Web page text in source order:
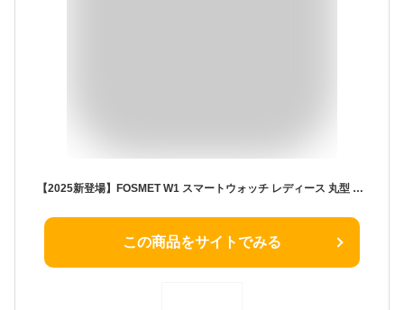
【2025新登場】FOSMET W1 スマートウォッチ レディース 丸型 常時表示 通話機能 着信通知 AMOLED iphone アンドロイド対応 100種類運動モード GPS運動記録 IP68防水 Bluetooth5.3 Smart Watch 文字盤DIY 睡眠管理 天気予報/スマホ探/歩数計/ライト/目覚まし時計 音楽カメラ制御 ローマ字 TELEC認証取得済(金属+牛革ベルト)
この商品をサイトでみる